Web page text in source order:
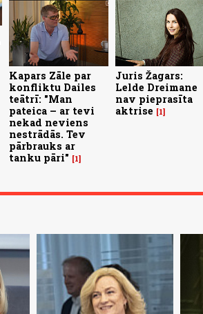
Kapars Zāle par
konfliktu Dailes
teātrī: "Man
pateica – ar tevi
nekad neviens
nestrādās. Tev
pārbrauks ar
tanku pāri"
1
Juris Žagars:
Lelde Dreimane
nav pieprasīta
aktrise
1